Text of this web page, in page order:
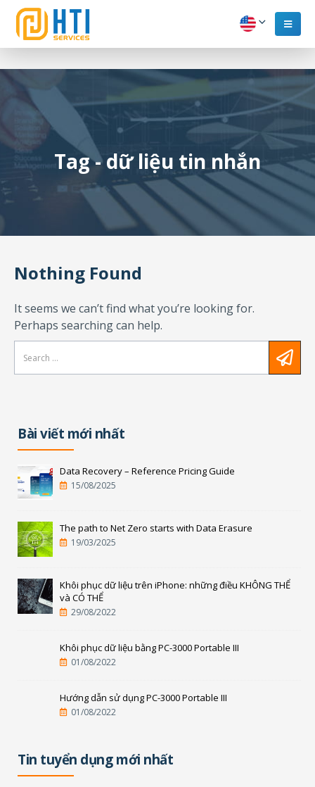
Tag - dữ liệu tin nhắn
Nothing Found
It seems we can’t find what you’re looking for.
Perhaps searching can help.
Bài viết mới nhất
Data Recovery – Reference Pricing Guide
15/08/2025
The path to Net Zero starts with Data Erasure
19/03/2025
Khôi phục dữ liệu trên iPhone: những điều KHÔNG THỂ
và CÓ THỂ
29/08/2022
Khôi phục dữ liệu bằng PC-3000 Portable III
01/08/2022
Hướng dẫn sử dụng PC-3000 Portable III
01/08/2022
Tin tuyển dụng mới nhất